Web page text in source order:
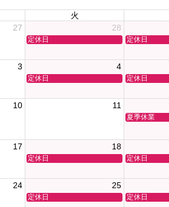
火
27
28
定休日 定休日
3 4
定休日 定休日
10 11
夏季休業
17 18
定休日 定休日
24 25
定休日 定休日